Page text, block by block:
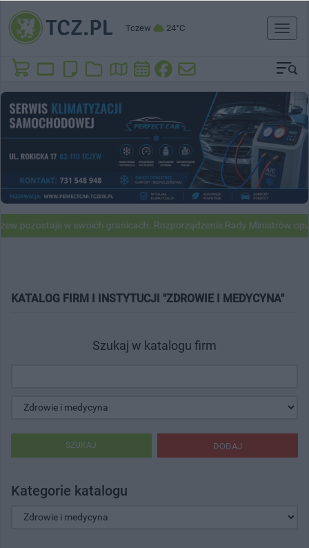
Tczew 24°C
Toggle
pozostaje w swoich granicach. Rozporządzenie Rady Ministrów
KATALOG FIRM I INSTYTUCJI "ZDROWIE I MEDYCYNA"
Szukaj w katalogu firm
DODAJ
SZUKAJ
Kategorie katalogu